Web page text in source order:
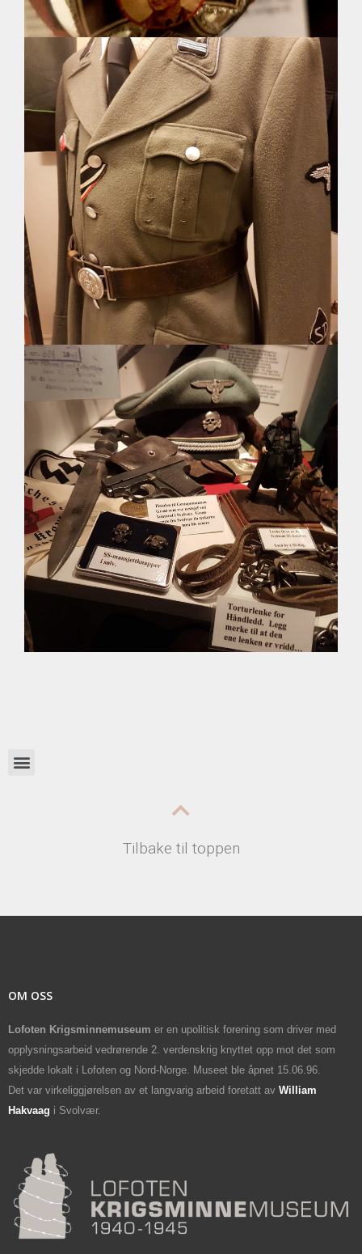
Tilbake til toppen
OM OSS
Lofoten Krigsminnemuseum er en upolitisk forening som driver med
opplysningsarbeid vedrørende 2. verdenskrig knyttet opp mot det som
skjedde lokalt i Lofoten og Nord-Norge. Museet ble åpnet 15.06.96.
Det var virkeliggjørelsen av et langvarig arbeid foretatt av William
Hakvaag i Svolvær.